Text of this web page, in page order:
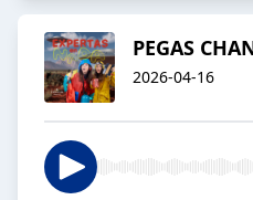
PEGAS
2026-04-16